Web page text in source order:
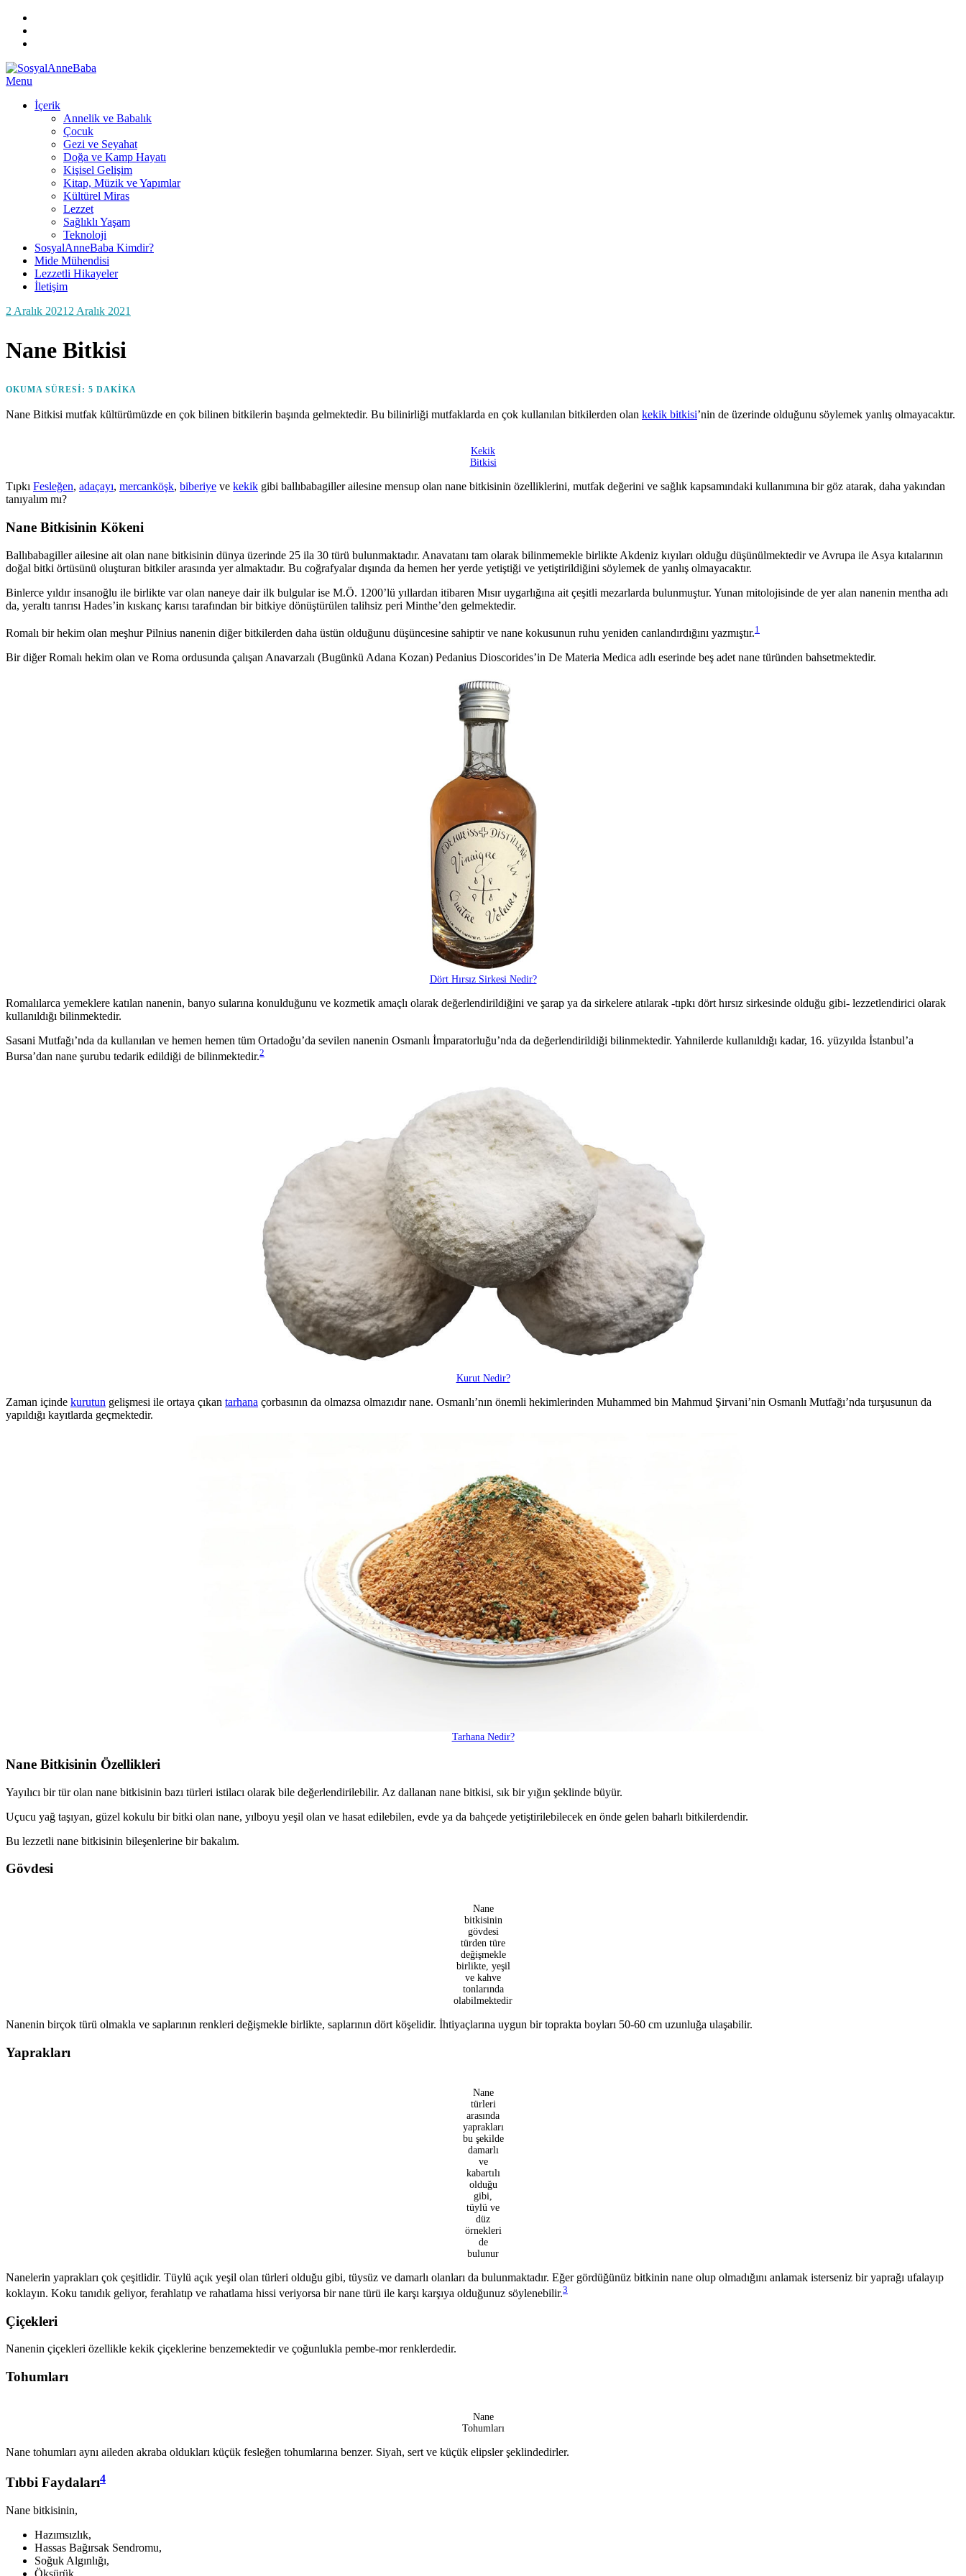
ARA
Skip
content
Menu
İçerik
Annelik ve Babalık
Çocuk
Gezi ve Seyahat
Doğa ve Kamp Hayatı
Kişisel Gelişim
Kitap, Müzik ve Yapımlar
Kültürel Miras
Lezzet
Sağlıklı Yaşam
Teknoloji
SosyalAnneBaba Kimdir?
Mide Mühendisi
Lezzetli Hikayeler
İletişim
bySosyalAnneBaba
Posted
2 Aralık 2021 2 Aralık 2021
Nane Bitkisi
OKUMA SÜRESI: 5 DAKIKA
Nane Bitkisi mutfak kültürümüzde en çok bilinen bitkilerin başında gelmektedir. Bu bilinirliği mutfaklarda en çok kullanılan bitkilerden olan kekik bitkisi’nin de üzerinde olduğunu söylemek yanlış olmayacaktır.
Kekik
Bitkisi
Tıpkı Fesleğen, adaçayı, mercanköşk, biberiye ve kekik gibi ballıbabagiller ailesine mensup olan nane bitkisinin özelliklerini, mutfak değerini ve sağlık kapsamındaki kullanımına bir göz atarak, daha yakından
tanıyalım mı?
Nane Bitkisinin Kökeni
Ballıbabagiller ailesine ait olan nane bitkisinin dünya üzerinde 25 ila 30 türü bulunmaktadır. Anavatanı tam olarak bilinmemekle birlikte Akdeniz kıyıları olduğu düşünülmektedir ve Avrupa ile Asya kıtalarının
doğal bitki örtüsünü oluşturan bitkiler arasında yer almaktadır. Bu coğrafyalar dışında da hemen her yerde yetiştiği ve yetiştirildiğini söylemek de yanlış olmayacaktır.
Binlerce yıldır insanoğlu ile birlikte var olan naneye dair ilk bulgular ise M.Ö. 1200’lü yıllardan itibaren Mısır uygarlığına ait çeşitli mezarlarda bulunmuştur. Yunan mitolojisinde de yer alan nanenin mentha adı
da, yeraltı tanrısı Hades’in kıskanç karısı tarafından bir bitkiye dönüştürülen talihsiz peri Minthe’den gelmektedir.
Romalı bir hekim olan meşhur Pilnius nanenin diğer bitkilerden daha üstün olduğunu düşüncesine sahiptir ve nane kokusunun ruhu yeniden canlandırdığını yazmıştır.1
Bir diğer Romalı hekim olan ve Roma ordusunda çalışan Anavarzalı (Bugünkü Adana Kozan) Pedanius Dioscorides’in De Materia Medica adlı eserinde beş adet nane türünden bahsetmektedir.
Dört Hırsız Sirkesi Nedir?
Romalılarca yemeklere katılan nanenin, banyo sularına konulduğunu ve kozmetik amaçlı olarak değerlendirildiğini ve şarap ya da sirkelere atılarak -tıpkı dört hırsız sirkesinde olduğu gibi- lezzetlendirici olarak
kullanıldığı bilinmektedir.
Sasani Mutfağı’nda da kullanılan ve hemen hemen tüm Ortadoğu’da sevilen nanenin Osmanlı İmparatorluğu’nda da değerlendirildiği bilinmektedir. Yahnilerde kullanıldığı kadar, 16. yüzyılda İstanbul’a
Bursa’dan nane şurubu tedarik edildiği de bilinmektedir.2
Kurut Nedir?
Zaman içinde kurutun gelişmesi ile ortaya çıkan tarhana çorbasının da olmazsa olmazıdır nane. Osmanlı’nın önemli hekimlerinden Muhammed bin Mahmud Şirvani’nin Osmanlı Mutfağı’nda turşusunun da
yapıldığı kayıtlarda geçmektedir.
Tarhana Nedir?
Nane Bitkisinin Özellikleri
Yayılıcı bir tür olan nane bitkisinin bazı türleri istilacı olarak bile değerlendirilebilir. Az dallanan nane bitkisi, sık bir yığın şeklinde büyür.
Uçucu yağ taşıyan, güzel kokulu bir bitki olan nane, yılboyu yeşil olan ve hasat edilebilen, evde ya da bahçede yetiştirilebilecek en önde gelen baharlı bitkilerdendir.
Bu lezzetli nane bitkisinin bileşenlerine bir bakalım.
Gövdesi
Nane
bitkisinin
gövdesi
türden türe
değişmekle
birlikte, yeşil
ve kahve
tonlarında
olabilmektedir
Nanenin birçok türü olmakla ve saplarının renkleri değişmekle birlikte, saplarının dört köşelidir. İhtiyaçlarına uygun bir toprakta boyları 50-60 cm uzunluğa ulaşabilir.
Yaprakları
Nane
türleri
arasında
yaprakları
bu şekilde
damarlı
ve
kabartılı
olduğu
gibi,
tüylü ve
düz
örnekleri
de
bulunur
Nanelerin yaprakları çok çeşitlidir. Tüylü açık yeşil olan türleri olduğu gibi, tüysüz ve damarlı olanları da bulunmaktadır. Eğer gördüğünüz bitkinin nane olup olmadığını anlamak isterseniz bir yaprağı ufalayıp
koklayın. Koku tanıdık geliyor, ferahlatıp ve rahatlama hissi veriyorsa bir nane türü ile karşı karşıya olduğunuz söylenebilir.3
Çiçekleri
Nanenin çiçekleri özellikle kekik çiçeklerine benzemektedir ve çoğunlukla pembe-mor renklerdedir.
Tohumları
Nane
Tohumları
Nane tohumları aynı aileden akraba oldukları küçük fesleğen tohumlarına benzer. Siyah, sert ve küçük elipsler şeklindedirler.
Tıbbi Faydaları4
Nane bitkisinin,
Hazımsızlık,
Hassas Bağırsak Sendromu,
Soğuk Algınlığı,